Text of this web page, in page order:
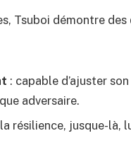
Tsuboi démontre
: capable d’ajuster
adversaire.
résilience, jusque-là,